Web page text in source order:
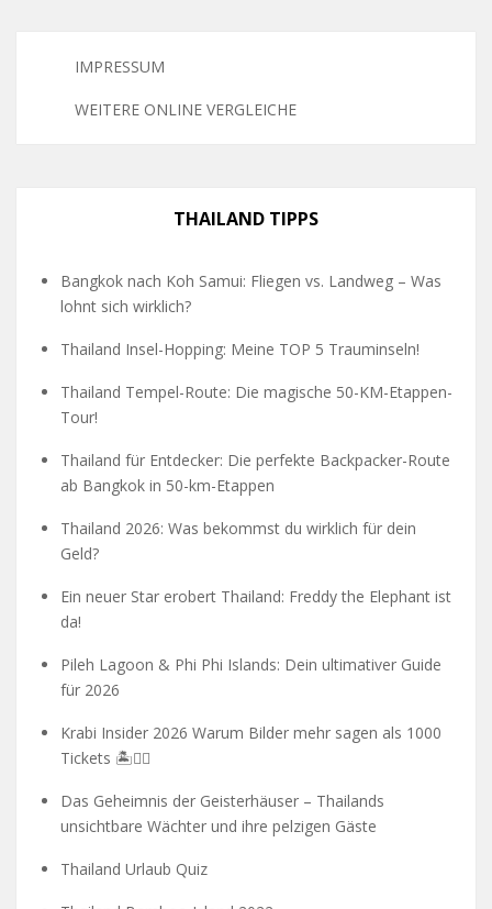
IMPRESSUM
WEITERE ONLINE VERGLEICHE
THAILAND TIPPS
Bangkok nach Koh Samui: Fliegen vs. Landweg – Was
lohnt sich wirklich?
Thailand Insel-Hopping: Meine TOP 5 Trauminseln!
Thailand Tempel-Route: Die magische 50-KM-Etappen-
Tour!
Thailand für Entdecker: Die perfekte Backpacker-Route
ab Bangkok in 50-km-Etappen
Thailand 2026: Was bekommst du wirklich für dein
Geld?
Ein neuer Star erobert Thailand: Freddy the Elephant ist
da!
Pileh Lagoon & Phi Phi Islands: Dein ultimativer Guide
für 2026
Krabi Insider 2026 Warum Bilder mehr sagen als 1000
Tickets 🏝️🧗‍♂️
Das Geheimnis der Geisterhäuser – Thailands
unsichtbare Wächter und ihre pelzigen Gäste
Thailand Urlaub Quiz